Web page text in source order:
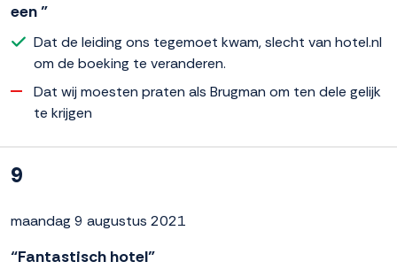
een ”
Dat de leiding ons tegemoet kwam, slecht van hotel.nl
om de boeking te veranderen.
Dat wij moesten praten als Brugman om ten dele gelijk
te krijgen
9
maandag 9 augustus 2021
“Fantastisch hotel”